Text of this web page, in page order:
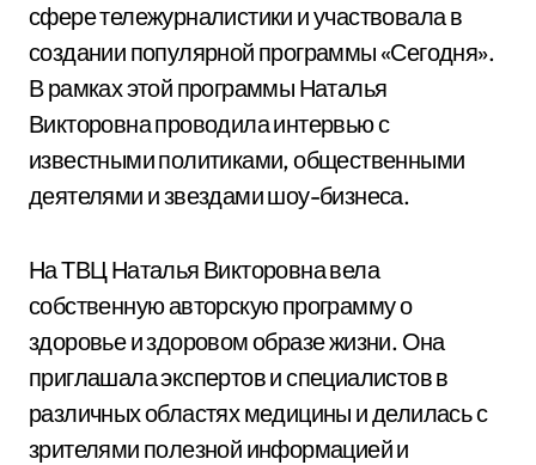
сфере тележурналистики и участвовала в
создании популярной программы «Сегодня».
В рамках этой программы Наталья
Викторовна проводила интервью с
известными политиками, общественными
деятелями и звездами шоу-бизнеса.
На ТВЦ Наталья Викторовна вела
собственную авторскую программу о
здоровье и здоровом образе жизни. Она
приглашала экспертов и специалистов в
различных областях медицины и делилась с
зрителями полезной информацией и